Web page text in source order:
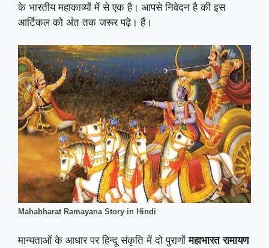
के भारतीय महाकाव्यों में से एक है। आपसे निवेदन है की इस
आर्टिकल को अंत तक जरूर पढ़े। हैं।
Mahabharat Ramayana Story in Hindi
मान्यताओं के आधार पर हिन्दू संकृति में दो पुराणोंमहाभारत रामायण